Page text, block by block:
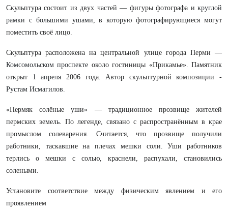
Скульптура состоит из двух частей — фигуры фотографа и круглой
рамки с большими ушами, в которую фотографирующиеся могут
поместить своё лицо.
Скульптура расположена на центральной улице города Перми —
Комсомольском проспекте около гостиницы «Прикамье». Памятник
открыт 1 апреля 2006 года. Автор скульптурной композиции -
Рустам Исмагилов.
«Пермяк солёные уши» — традиционное прозвище жителей
пермских земель. По легенде, связано с распространённым в крае
промыслом солеварения. Считается, что прозвище получили
работники, таскавшие на плечах мешки соли. Уши работников
терлись о мешки с солью, краснели, распухали, становились
солеными.
Установите соответствие между физическим явлением и его
проявлением